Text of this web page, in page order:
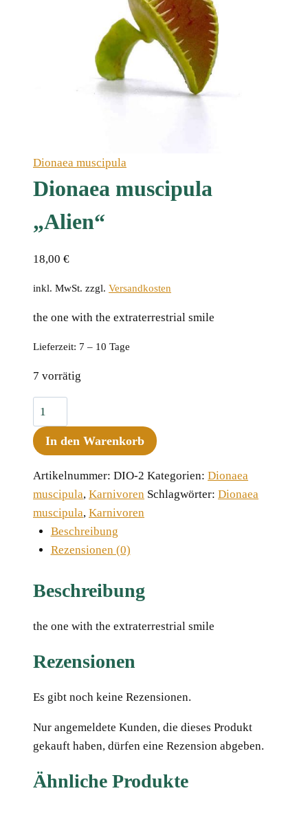
Dionaea muscipula
Dionaea muscipula
„Alien“
18,00 €
inkl. MwSt. zzgl. Versandkosten
the one with the extraterrestrial smile
Lieferzeit: 7 – 10 Tage
7 vorrätig
Dionaea
muscipula
"Alien"
In den Warenkorb
Artikelnummer: DIO-2 Kategorien: Dionaea
muscipula, Karnivoren Schlagwörter: Dionaea
muscipula, Karnivoren
Beschreibung
Rezensionen (0)
Beschreibung
the one with the extraterrestrial smile
Rezensionen
Es gibt noch keine Rezensionen.
Nur angemeldete Kunden, die dieses Produkt
gekauft haben, dürfen eine Rezension abgeben.
Ähnliche Produkte